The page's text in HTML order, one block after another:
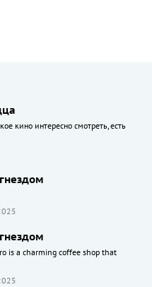
кино интересно смотреть, есть
is a charming coffee shop that